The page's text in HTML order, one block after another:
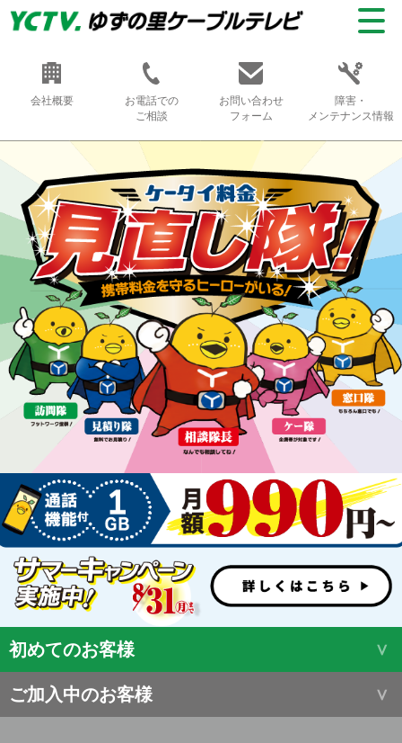
会社概要
お電話での
ご相談
お問い合わせ
フォーム
障害・
メンテナンス情報
初めてのお客様
ご加入中のお客様